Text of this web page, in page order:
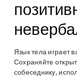
Язык тела играет
Сохраняйте
собеседнику,